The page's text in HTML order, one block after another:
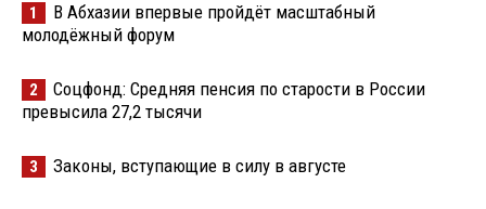
1
В Абхазии впервые пройдёт масштабный
молодёжный форум
2
Соцфонд: Средняя пенсия по старости в России
превысила 27,2 тысячи
3 Законы, вступающие в силу в августе